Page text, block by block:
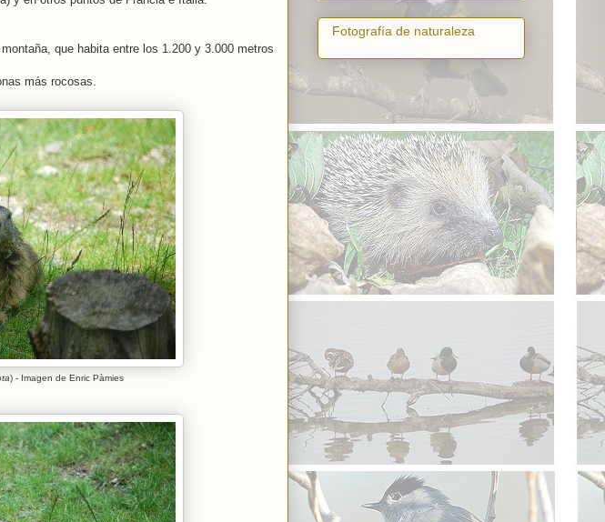
que habita entre los 1.200 y 3.000 metros
más rocosas.
) - Imagen de Enric Pàmies
Fotografía de naturaleza